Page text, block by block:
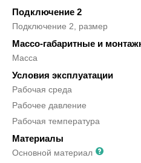
Подключение 2
Подключение 2, размер
Массо-габаритные и
Масса
Условия эксплуатации
Рабочая среда
Рабочее давление
Рабочая температура
Материалы
Основной материал